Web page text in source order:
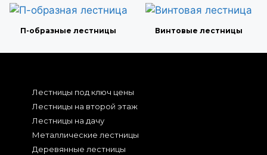
П-образные лестницы Винтовые лестницы
Лестницы под ключ цены
Лестницы на второй этаж
Лестницы на дачу
Металлические лестницы
Деревянные лестницы